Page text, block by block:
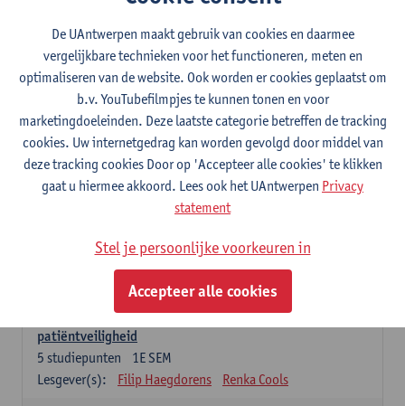
Caroline Masquillier Laura Mortelmans
Verplichte opleidingsonderdelen - Vroedvrouw
specialist
Leiderschap als regie van zorg: concepten en
vaardigheden
1E SEM
studiepunten
Lesgever(s):
Erik Franck
Sandrine Meynendonckx
Stijn Slootmans
Ines Vercalsteren
1E SEM
studiepunten
De professional als beheerder van kwaliteitszorg en
patiëntveiligheid
1E SEM
5 studiepunten
Lesgever(s):
Filip Haegdorens Renka Cools
De UAntwerpen maakt gebruik van cookies en daarmee
vergelijkbare technieken voor het functioneren, meten en
optimaliseren van de website. Ook worden er cookies geplaatst om
b.v. YouTubefilmpjes te kunnen tonen en voor
marketingdoeleinden. Deze laatste categorie betreffen de tracking
cookies. Uw internetgedrag kan worden gevolgd door middel van
deze tracking cookies Door op 'Accepteer alle cookies' te klikken
gaat u hiermee akkoord. Lees ook het UAntwerpen Privacy
statement
Stel je persoonlijke voorkeuren in
Accepteer alle cookies